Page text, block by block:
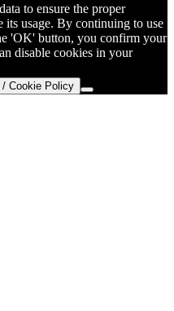
to ensure the proper
its usage. By continuing to use
'OK' button, you confirm your
disable cookies in your
/ Cookie Policy